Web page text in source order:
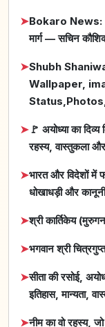
➤Bokaro News:
मार्ग — सचिन
➤Shubh
Wallpaper,
➤🚩 अयोध्या का
रहस्य, वास्तुकला
➤भारत और विदेशों में
धोखाधड़ी और कानूनी
➤श्री कार्तिकेय
➤भगवान श्री
➤सीता की रसोई,
इतिहास, मान्यता,
➤नीम का वो रहस्य,